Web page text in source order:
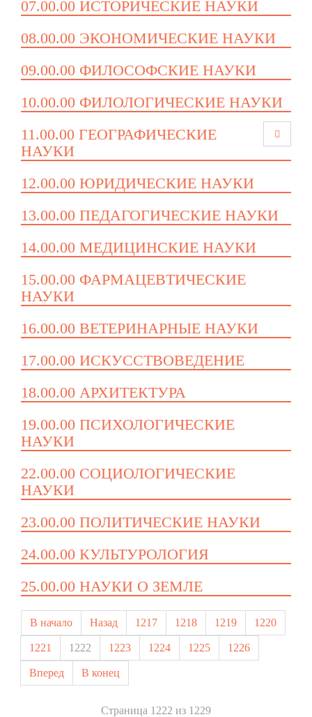
07.00.00 ИСТОРИЧЕСКИЕ НАУКИ
08.00.00 ЭКОНОМИЧЕСКИЕ НАУКИ
09.00.00 ФИЛОСОФСКИЕ НАУКИ
10.00.00 ФИЛОЛОГИЧЕСКИЕ НАУКИ
11.00.00 ГЕОГРАФИЧЕСКИЕ
НАУКИ
12.00.00 ЮРИДИЧЕСКИЕ НАУКИ
13.00.00 ПЕДАГОГИЧЕСКИЕ НАУКИ
14.00.00 МЕДИЦИНСКИЕ НАУКИ
15.00.00 ФАРМАЦЕВТИЧЕСКИЕ
НАУКИ
16.00.00 ВЕТЕРИНАРНЫЕ НАУКИ
17.00.00 ИСКУССТВОВЕДЕНИЕ
18.00.00 АРХИТЕКТУРА
19.00.00 ПСИХОЛОГИЧЕСКИЕ
НАУКИ
22.00.00 СОЦИОЛОГИЧЕСКИЕ
НАУКИ
23.00.00 ПОЛИТИЧЕСКИЕ НАУКИ
24.00.00 КУЛЬТУРОЛОГИЯ
25.00.00 НАУКИ О ЗЕМЛЕ
В начало Назад 1217 1218 1219 1220
1221 1222 1223 1224 1225 1226
Вперед В конец
Страница 1222 из 1229